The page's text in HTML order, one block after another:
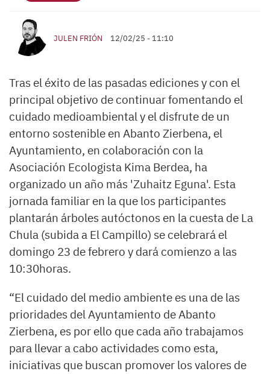
JULEN FRIÓN 12/02/25 - 11:10
Tras el éxito de las pasadas ediciones y con el
principal objetivo de continuar fomentando el
cuidado medioambiental y el disfrute de un
entorno sostenible en Abanto Zierbena, el
Ayuntamiento, en colaboración con la
Asociación Ecologista Kima Berdea, ha
organizado un año más 'Zuhaitz Eguna'. Esta
jornada familiar en la que los participantes
plantarán árboles autóctonos en la cuesta de La
Chula (subida a El Campillo) se celebrará el
domingo 23 de febrero y dará comienzo a las
10:30horas.
“El cuidado del medio ambiente es una de las
prioridades del Ayuntamiento de Abanto
Zierbena, es por ello que cada año trabajamos
para llevar a cabo actividades como esta,
iniciativas que buscan promover los valores de